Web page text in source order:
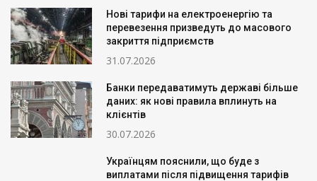
Нові тарифи на електроенергію та
перевезення призведуть до масового
закриття підприємств
31.07.2026
Банки передаватимуть державі більше
даних: як нові правила вплинуть на
клієнтів
30.07.2026
Українцям пояснили, що буде з
виплатами після підвищення тарифів